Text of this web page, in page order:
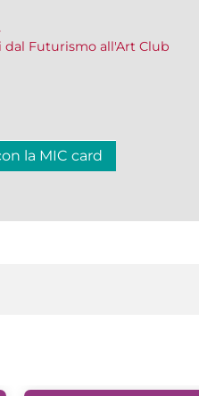
Futurismo all'Art Club
la MIC card